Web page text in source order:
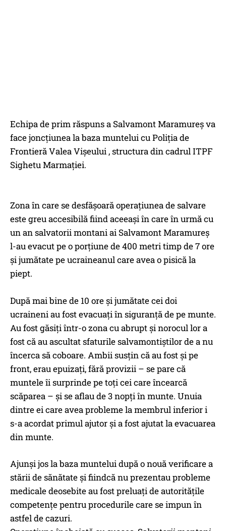
Echipa de prim răspuns a Salvamont Maramureș va
face joncțiunea la baza muntelui cu Poliția de
Frontieră Valea Vișeului , structura din cadrul ITPF
Sighetu Marmației.
Zona în care se desfășoară operațiunea de salvare
este greu accesibilă fiind aceeași în care în urmă cu
un an salvatorii montani ai Salvamont Maramureș
l-au evacut pe o porțiune de 400 metri timp de 7 ore
și jumătate pe ucraineanul care avea o pisică la
piept.
După mai bine de 10 ore și jumătate cei doi
ucraineni au fost evacuați în siguranță de pe munte.
Au fost găsiți într-o zona cu abrupt și norocul lor a
fost că au ascultat sfaturile salvamontiștilor de a nu
încerca să coboare. Ambii susțin că au fost și pe
front, erau epuizați, fără provizii – se pare că
muntele îi surprinde pe toți cei care încearcă
scăparea – și se aflau de 3 nopți în munte. Unuia
dintre ei care avea probleme la membrul inferior i
s-a acordat primul ajutor și a fost ajutat la evacuarea
din munte.
Ajunși jos la baza muntelui după o nouă verificare a
stării de sănătate și fiindcă nu prezentau probleme
medicale deosebite au fost preluați de autoritățile
competențe pentru procedurile care se impun în
astfel de cazuri.